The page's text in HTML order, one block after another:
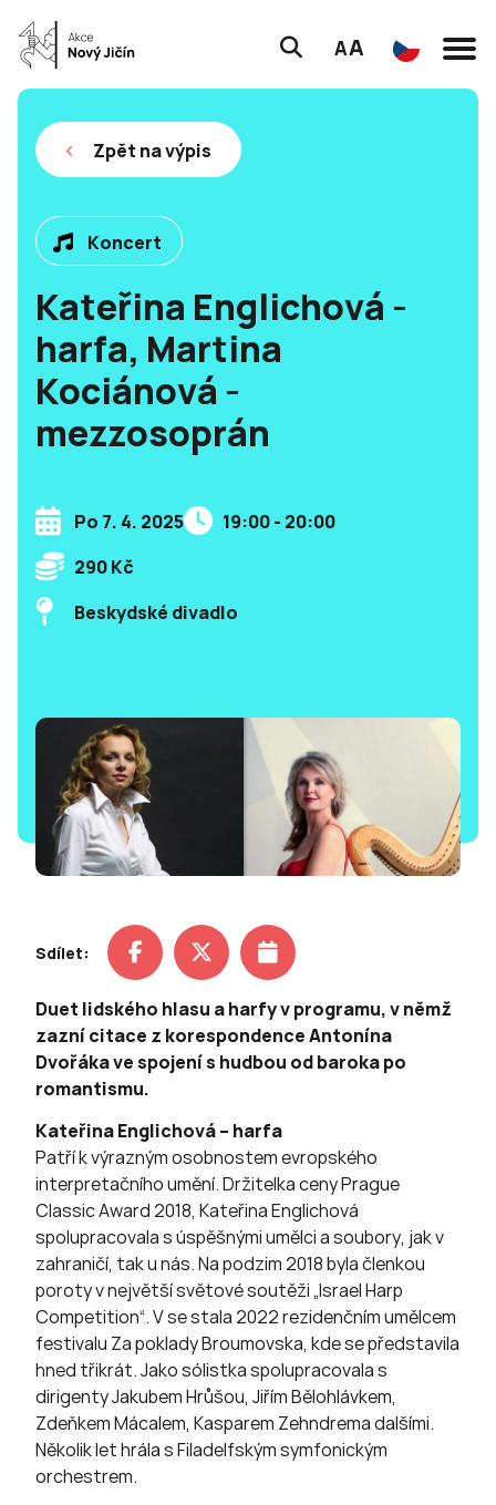
AA
Zpět na výpis
Koncert
Kateřina Englichová -
harfa, Martina
Kociánová -
mezzosoprán
Po 7. 4. 2025
19:00 - 20:00
290 Kč
Beskydské divadlo
Sdílet:
Duet lidského hlasu a harfy v programu, v němž
zazní citace z korespondence Antonína
Dvořáka ve spojení s hudbou od baroka po
romantismu.
Kateřina Englichová – harfa
Patří k výrazným osobnostem evropského
interpretačního umění. Držitelka ceny Prague
Classic Award 2018, Kateřina Englichová
spolupracovala s úspěšnými umělci a soubory, jak v
zahraničí, tak u nás. Na podzim 2018 byla členkou
poroty v největší světové soutěži „Israel Harp
Competition“. V se stala 2022 rezidenčním umělcem
festivalu Za poklady Broumovska, kde se představila
hned třikrát. Jako sólistka spolupracovala s
dirigenty Jakubem Hrůšou, Jiřím Bělohlávkem,
Zdeňkem Mácalem, Kasparem Zehndrema dalšími.
Několik let hrála s Filadelfským symfonickým
orchestrem.